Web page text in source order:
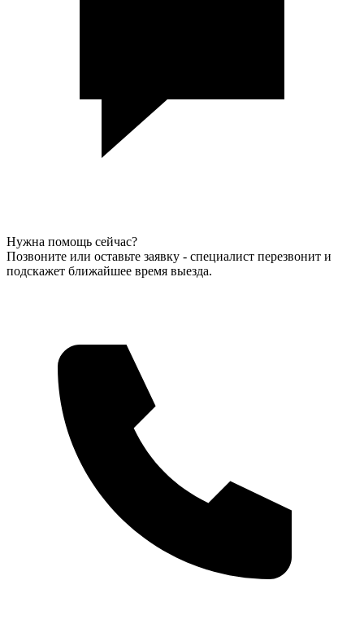
Нужна помощь сейчас?
Позвоните или оставьте заявку - специалист перезвонит и
подскажет ближайшее время выезда.